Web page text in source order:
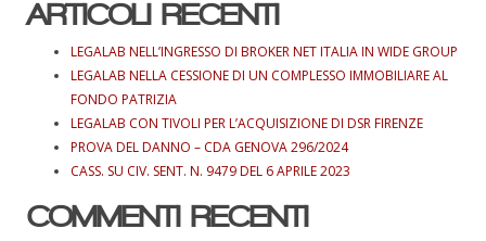
ARTICOLI RECENTI
LEGALAB NELL’INGRESSO DI BROKER NET ITALIA IN WIDE GROUP
LEGALAB NELLA CESSIONE DI UN COMPLESSO IMMOBILIARE AL
FONDO PATRIZIA
LEGALAB CON TIVOLI PER L’ACQUISIZIONE DI DSR FIRENZE
PROVA DEL DANNO – CDA GENOVA 296/2024
CASS. SU CIV. SENT. N. 9479 DEL 6 APRILE 2023
COMMENTI RECENTI